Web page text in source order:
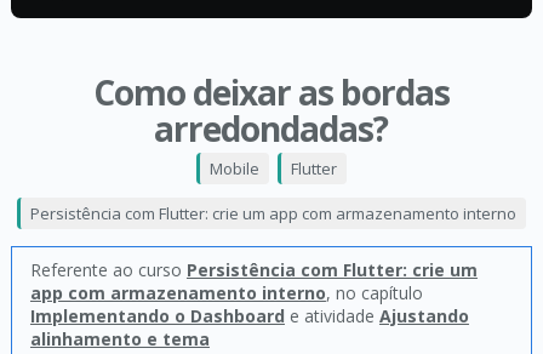
Como deixar as bordas
arredondadas?
Mobile Flutter
Persistência com Flutter: crie um app com armazenamento interno
Referente ao curso Persistência com Flutter: crie um
app com armazenamento interno, no capítulo
Implementando o Dashboard e atividade Ajustando
alinhamento e tema